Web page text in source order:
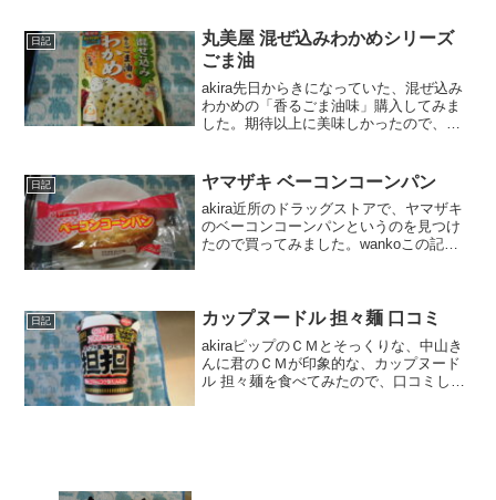
口コミや、カロリーなどを紹介するよ！
カップ...
日記
丸美屋 混ぜ込みわかめシリーズ
ごま油
akira先日からきになっていた、混ぜ込み
わかめの「香るごま油味」購入してみま
した。期待以上に美味しかったので、口
コミや、カロリーなどの栄養成分につい
て紹介する...
日記 ヤマザキ ベーコンコーンパン
akira近所のドラッグストアで、ヤマザキ
のベーコンコーンパンというのを見つけ
たので買ってみました。wankoこの記事
合！買うなら...
日記 カップヌードル 担々麺 口コミ
akiraピップのＣＭとそっくりな、中山き
んに君のＣＭが印象的な、カップヌード
ル 担々麺を食べてみたので、口コミしま